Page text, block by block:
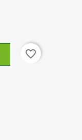
favorite_border